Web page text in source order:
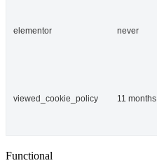
elementor never
viewed_cookie_policy 11 months
Functional